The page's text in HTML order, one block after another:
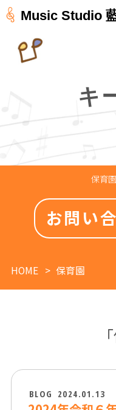
Music Studio
キ
保育
お問い
HOME 保育園
BLOG 2024.01.13